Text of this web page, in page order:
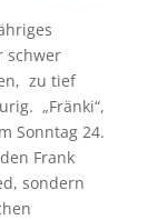
schwer
zu tief
„Fränki“,
Sonntag 24.
Frank
sondern